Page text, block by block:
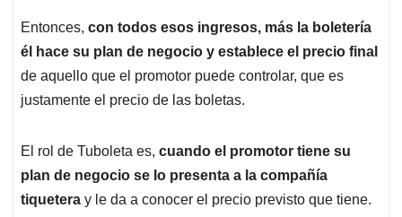
Entonces, con todos esos ingresos, más la boletería
él hace su plan de negocio y establece el precio final
de aquello que el promotor puede controlar, que es
justamente el precio de las boletas.
El rol de Tuboleta es, cuando el promotor tiene su
plan de negocio se lo presenta a la compañía
tiquetera y le da a conocer el precio previsto que tiene.